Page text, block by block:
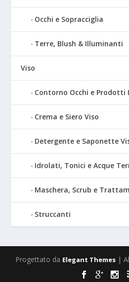
Occhi e Sopracciglia
Terre, Blush & Illuminanti
Viso
Contorno Occhi e Prodotti
Crema e Siero Viso
Detergente e Saponette
Idrolati, Tonici e Acque
Maschera, Scrub e
Struccanti
Progettato da Elegant Themes|